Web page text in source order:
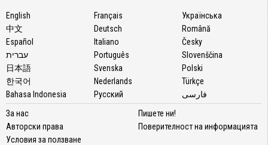
English
中文
Español
עברית
日本語
한국어
Bahasa Indonesia
Français
Deutsch
Italiano
Português
Svenska
Nederlands
Русский
Українська
Română
Česky
Slovenščina
Polski
Türkçe
فارسی
За нас
Авторски права
Условия за ползване
Пишете ни!
Поверителност на информацията